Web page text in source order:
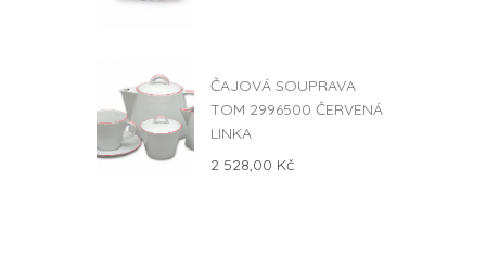
ČAJOVÁ SOUPRAVA
TOM 2996500 ČERVENÁ
LINKA
2 528,00 Kč